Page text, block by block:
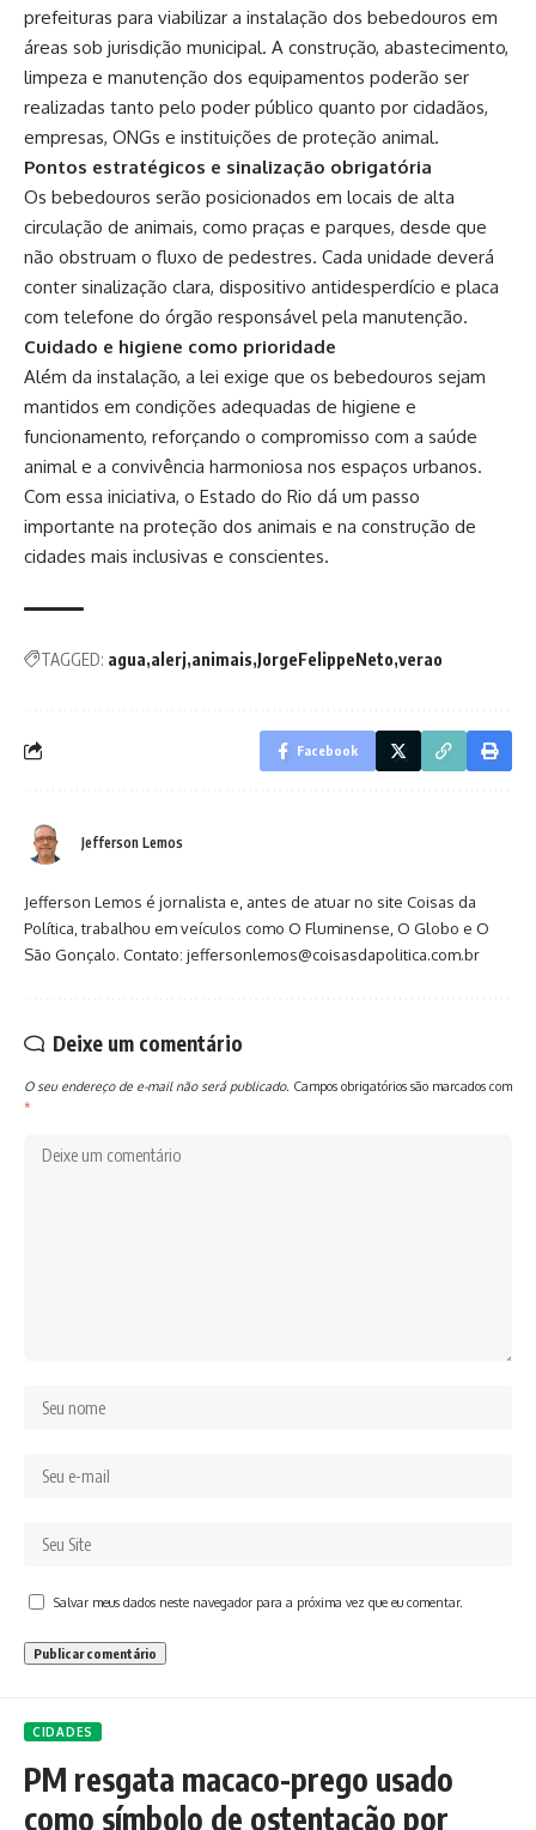
prefeituras para viabilizar a instalação dos bebedouros em
áreas sob jurisdição municipal. A construção, abastecimento,
limpeza e manutenção dos equipamentos poderão ser
realizadas tanto pelo poder público quanto por cidadãos,
empresas, ONGs e instituições de proteção animal.
Pontos estratégicos e sinalização obrigatória
Os bebedouros serão posicionados em locais de alta
circulação de animais, como praças e parques, desde que
não obstruam o fluxo de pedestres. Cada unidade deverá
conter sinalização clara, dispositivo antidesperdício e placa
com telefone do órgão responsável pela manutenção.
Cuidado e higiene como prioridade
Além da instalação, a lei exige que os bebedouros sejam
mantidos em condições adequadas de higiene e
funcionamento, reforçando o compromisso com a saúde
animal e a convivência harmoniosa nos espaços urbanos.
Com essa iniciativa, o Estado do Rio dá um passo
importante na proteção dos animais e na construção de
cidades mais inclusivas e conscientes.
TAGGED: agua alerj animais JorgeFelippeNeto verao
Facebook
Jefferson Lemos
Jefferson Lemos é jornalista e, antes de atuar no site Coisas da
Política, trabalhou em veículos como O Fluminense, O Globo e O
São Gonçalo. Contato: jeffersonlemos@coisasdapolitica.com.br
Deixe um comentário
O seu endereço de e-mail não será publicado. Campos obrigatórios são marcados com
*
Salvar meus dados neste navegador para a próxima vez que eu comentar.
CIDADES
PM resgata macaco-prego usado
como símbolo de ostentação por